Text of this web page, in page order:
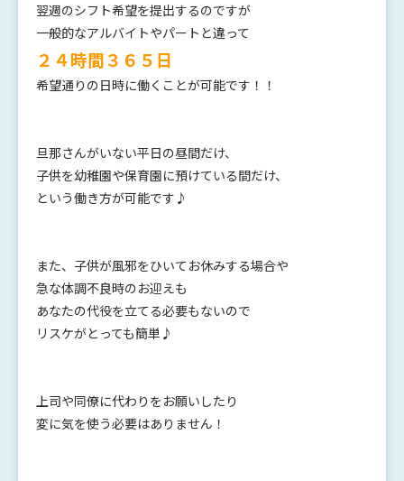
翌週のシフト希望を提出するのですが
一般的なアルバイトやパートと違って
２４時間３６５日
希望通りの日時に働くことが可能です！！
旦那さんがいない平日の昼間だけ、
子供を幼稚園や保育園に預けている間だけ、
という働き方が可能です♪
また、子供が風邪をひいてお休みする場合や
急な体調不良時のお迎えも
あなたの代役を立てる必要もないので
リスケがとっても簡単♪
上司や同僚に代わりをお願いしたり
変に気を使う必要はありません！